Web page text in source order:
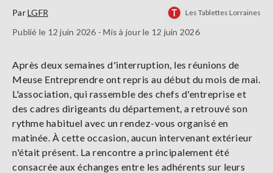
ParLGFR Les Tablettes Lorraines
Publié le 12 juin 2026 - Mis à jour le 12 juin 2026
Après deux semaines d'interruption, les réunions de
Meuse Entreprendre ont repris au début du mois de mai.
L'association, qui rassemble des chefs d'entreprise et
des cadres dirigeants du département, a retrouvé son
rythme habituel avec un rendez-vous organisé en
matinée. À cette occasion, aucun intervenant extérieur
n'était présent. La rencontre a principalement été
consacrée aux échanges entre les adhérents sur leurs